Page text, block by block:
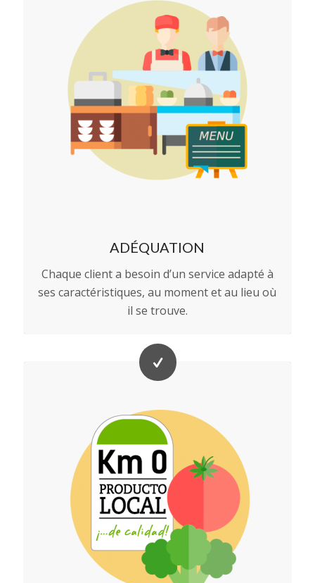
ADÉQUATION
Chaque client a besoin d’un service adapté à
ses caractéristiques, au moment et au lieu où
il se trouve.